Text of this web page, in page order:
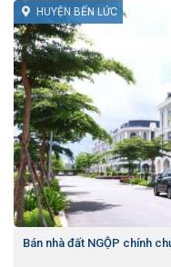
HUYỆN BẾN LỨC
Bán nhà đất NGỘP chính